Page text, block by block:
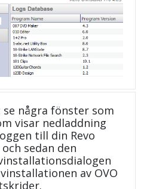
några fönster som
visar nedladdning
till din Revo
sedan den
av OVO